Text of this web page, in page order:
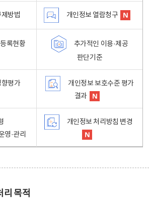
방법 개인정보 열람청구
록현황
추가적인 이용·제공
판단기준
향평가
개인정보 보호수준 평가
결과
영·관리
개인정보 처리방침 변경
리 목적